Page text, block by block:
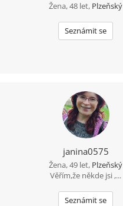
Žena, 48 let, Plzeňský
Seznámit se
janina0575
Žena, 49 let, Plzeňský
Věřím,že někde jsi ,...
Seznámit se